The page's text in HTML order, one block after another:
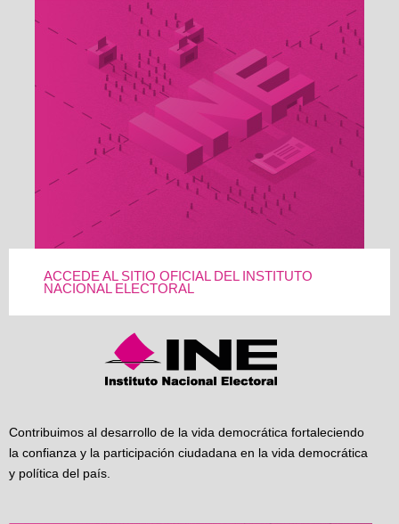
ACCEDE AL SITIO OFICIAL DEL INSTITUTO
NACIONAL ELECTORAL
Contribuimos al desarrollo de la vida democrática fortaleciendo
la confianza y la participación ciudadana en la vida democrática
y política del país.